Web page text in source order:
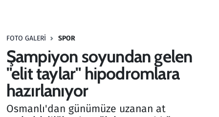
FOTO GALERI SPOR
Şampiyon soyundan gelen
"elit taylar" hipodromlara
hazırlanıyor
Osmanlı'dan günümüze uzanan at
Haber
Kültür Sanat
Kurumsal Haberler